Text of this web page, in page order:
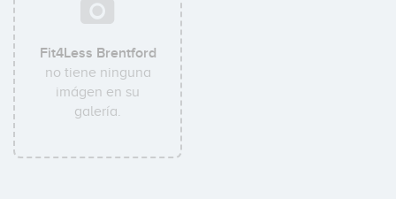
Fit4Less Brentford
no tiene ninguna
imágen en su
galería.